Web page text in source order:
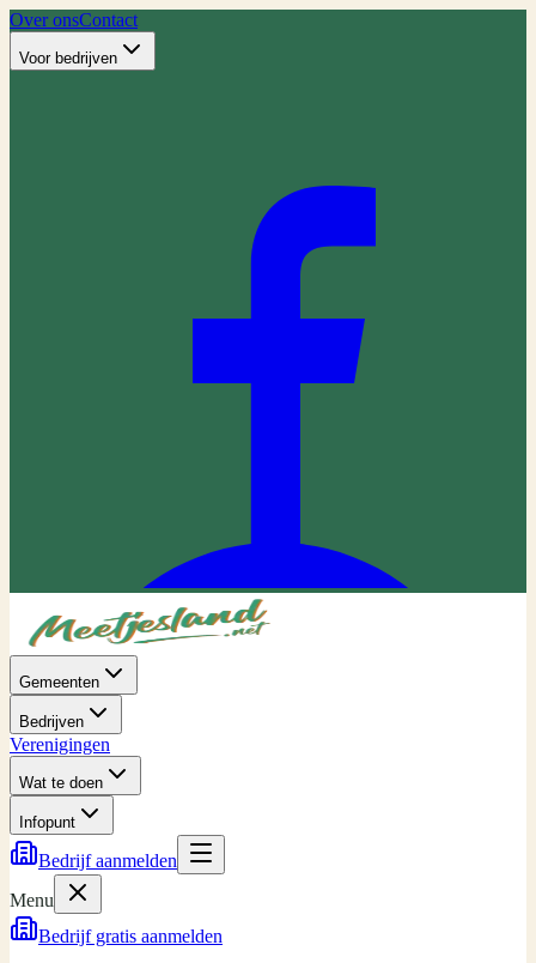
Over onsContact
Voor bedrijven
Gemeenten
Bedrijven
Verenigingen
Wat te doen
Infopunt
Bedrijf aanmelden
Menu
Bedrijf gratis aanmelden